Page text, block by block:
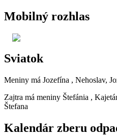
Mobilný rozhlas
Sviatok
Meniny má Jozefína , Nehoslav,
Zajtra má meniny Štefánia ,
Štefana
Kalendár zberu